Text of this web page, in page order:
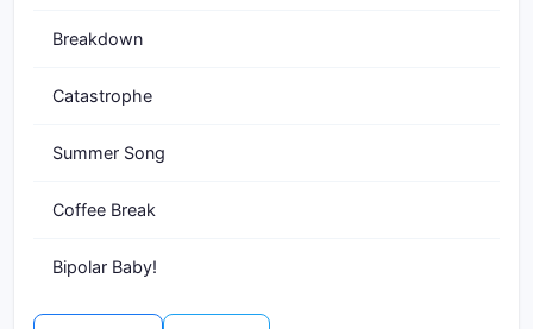
Breakdown
Catastrophe
Summer Song
Coffee Break
Bipolar Baby!